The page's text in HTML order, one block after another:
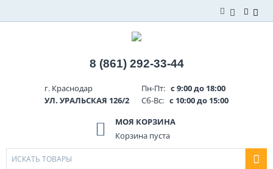
8 (861) 292-33-44
г. Краснодар
УЛ. УРАЛЬСКАЯ 126/2
Пн-Пт: с 9:00 до 18:00
Сб-Вс: с 10:00 до 15:00
МОЯ КОРЗИНА
Корзина пуста